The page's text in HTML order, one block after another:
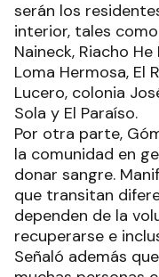
serán los
interior, tales como
Naineck, Riacho
Loma Hermosa, El
Lucero, colonia
Sola y El Paraíso.
Por otra parte,
la comunidad en
donar sangre.
que transitan
dependen de la
recuperarse e
Señaló además